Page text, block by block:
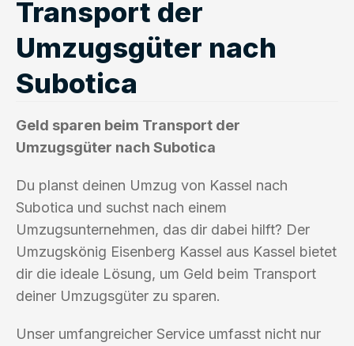
Transport der
Umzugsgüter nach
Subotica
Geld sparen beim Transport der
Umzugsgüter nach Subotica
Du planst deinen Umzug von Kassel nach
Subotica und suchst nach einem
Umzugsunternehmen, das dir dabei hilft? Der
Umzugskönig Eisenberg Kassel aus Kassel bietet
dir die ideale Lösung, um Geld beim Transport
deiner Umzugsgüter zu sparen.
Unser umfangreicher Service umfasst nicht nur